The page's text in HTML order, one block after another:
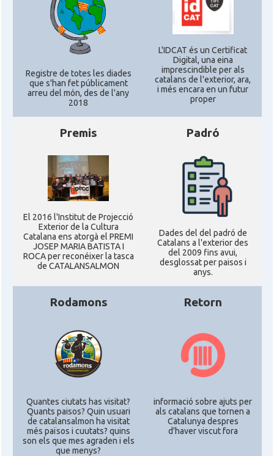
CAMON Catalans a TENNESSEE
Catalans a UTAH
CAMON Catalans a VIRGINIA
CAMON Catalans a WASHINGTON DC
CAMON Catalans a WISCONSIN
CAMON Catalans a WYOMING
Casal
American Institute for Catalan
Studies (AICS)
Casal Casal Català de Minnesota
Casal
Casal dels Països Catalans a
Casal Catalan Institute of America
Casal Fundació Paulí Bellet
Registre de totes les diades
que s'han fet públicament
arreu del món, des de l'any
2018
L'IDCAT és un Certificat
Digital, una eina
imprescindible per als
catalans de l'exterior, ara,
i més encara en un futur
proper
Premis
El 2016 l'Institut de Projecció
Exterior de la Cultura
Catalana ens atorgà el PREMI
JOSEP MARIA BATISTA I
ROCA per reconéixer la tasca
de CATALANSALMON
Padró
Dades del del padró de
Catalans a l'exterior des
del 2009 fins avui,
desglossat per paisos i
anys.
Rodamons
Quantes ciutats has visitat?
Quants paisos? Quin usuari
de catalansalmon ha visitat
més països i cuutats? quins
son els que mes agraden i els
que menys?
Retorn
informació sobre ajuts per
als catalans que tornen a
Catalunya despres
d'haver viscut fora